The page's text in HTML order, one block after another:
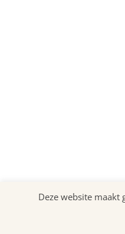
Deze website